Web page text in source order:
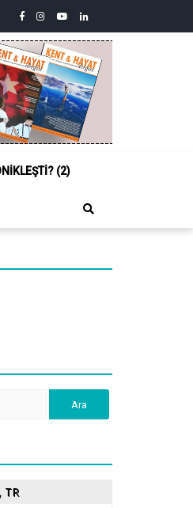
facebook
instagram
youtubelinkedin
ve
(2)
TR